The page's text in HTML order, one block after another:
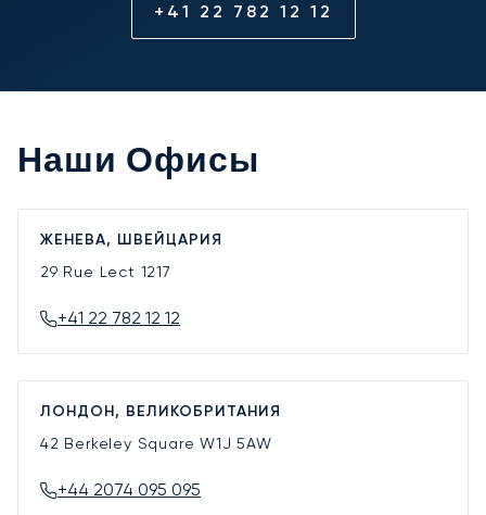
+41 22 782 12 12
Наши Офисы
ЖЕНЕВА, ШВЕЙЦАРИЯ
29 Rue Lect 1217
+41 22 782 12 12
ЛОНДОН, ВЕЛИКОБРИТАНИЯ
42 Berkeley SquareW1J 5AW
+44 2074 095 095